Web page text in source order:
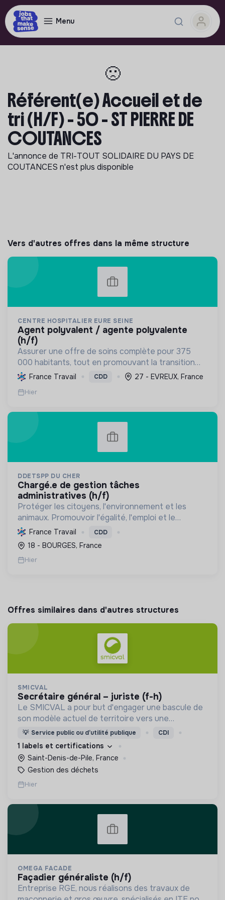
Menu
🙁
Référent(e) Accueil et de
tri (H/F) - 50 - ST PIERRE DE
COUTANCES
L'annonce de TRI-TOUT SOLIDAIRE DU PAYS DE
COUTANCES n'est plus disponible
Vers d'autres offres dans la même structure
CENTRE HOSPITALIER EURE SEINE
agent polyvalent / agente polyvalente
(h/f)
Assurer une offre de soins complète pour 375
000 habitants, tout en promouvant la transition
écologique via des bâtiments HQE, la biomasse, et
des achats responsables, et la transition sociale
par une...
France Travail CDD 27 - EVREUX, France
Hier
DDETSPP DU CHER
chargé.e de gestion tâches
administratives (h/f)
Protéger les citoyens, l'environnement et les
animaux. Promouvoir l'égalité, l'emploi et le
développement durable des territoires par le
déploiement de politiques publiques essentielles.
France Travail CDD
18 - BOURGES, France
Hier
Offres similaires dans d'autres structures
SMICVAL
secrétaire général – juriste (f-h)
Le SMICVAL a pour but d'engager une bascule de
son modèle actuel de territoire vers une
dynamique positive Zero Waste.
💡 Service public ou d’utilité publique CDI
1 labels et certifications
Saint-Denis-de-Pile, France
Gestion des déchets
Hier
OMEGA FACADE
façadier généraliste (h/f)
Entreprise RGE, nous réalisons des travaux de